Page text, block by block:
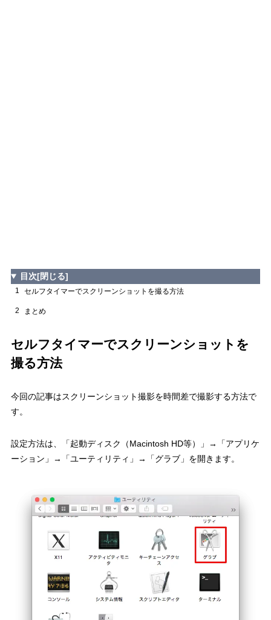
目次[閉じる]
1 セルフタイマーでスクリーンショットを撮る方法
2 まとめ
セルフタイマーでスクリーンショットを
撮る方法
今回の記事はスクリーンショット撮影を時間差で撮影する方法で
す。
設定方法は、「起動ディスク（Macintosh HD等）」→「アプリケ
ーション」→「ユーティリティ」→「グラブ」を開きます。